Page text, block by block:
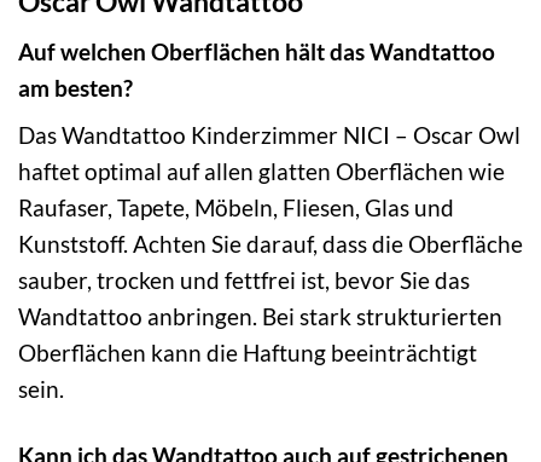
Auf welchen Oberflächen hält das Wandtattoo
am besten?
Das Wandtattoo Kinderzimmer NICI – Oscar Owl
haftet optimal auf allen glatten Oberflächen wie
Raufaser, Tapete, Möbeln, Fliesen, Glas und
Kunststoff. Achten Sie darauf, dass die Oberfläche
sauber, trocken und fettfrei ist, bevor Sie das
Wandtattoo anbringen. Bei stark strukturierten
Oberflächen kann die Haftung beeinträchtigt
sein.
Kann ich das Wandtattoo auch auf gestrichenen